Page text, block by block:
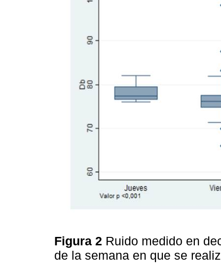
Figura 2 Ruido medido en
de la semana en que se